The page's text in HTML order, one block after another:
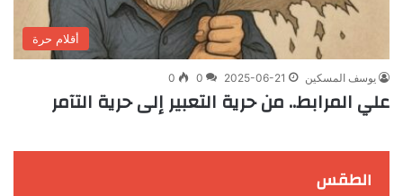
أقلام حرة
يوسف المسكين 2025-06-21
0
0
علي المرابط.. من حرية التعبير إلى حرية التآمر
الطقس